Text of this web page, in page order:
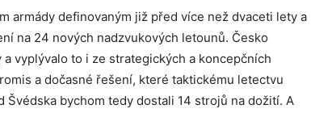
armády definovaným již před více než dvaceti lety a
na 24 nových nadzvukových letounů. Česko
vyplývalo to i ze strategických a koncepčních
a dočasné řešení, které taktickému letectvu
Švédska bychom tedy dostali 14 strojů na dožití. A